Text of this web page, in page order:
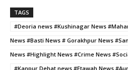
c
e
b
o
er l ts
A
p
e
st
TAGS
#Deoria news #Kushinagar News
News #Basti News # Gorakhpur News
News #Highlight News #Crime News
#Kanpur Dehat news #Etawah News